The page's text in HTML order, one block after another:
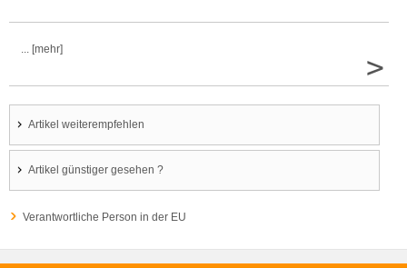
... [mehr]
>
Artikel weiterempfehlen
Artikel günstiger gesehen ?
Verantwortliche Person in der EU